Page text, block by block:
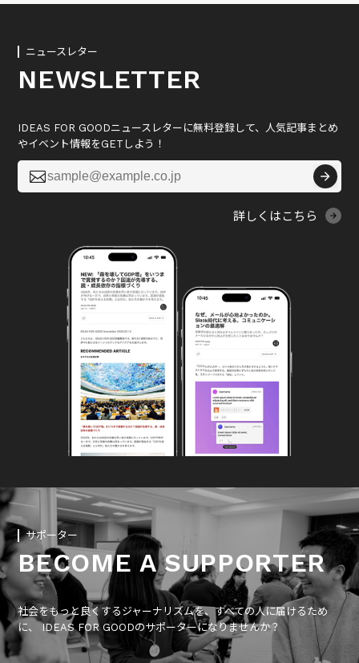
ニュースレター
NEWSLETTER
IDEAS FOR GOODニュースレターに無料登録して、人気記事まとめ
やイベント情報をGETしよう！

詳しくはこちら
サポーター
BECOME A SUPPORTER
社会をもっと良くするジャーナリズムを、すべての人に届けるため
に、 IDEAS FOR GOODのサポーターになりませんか？